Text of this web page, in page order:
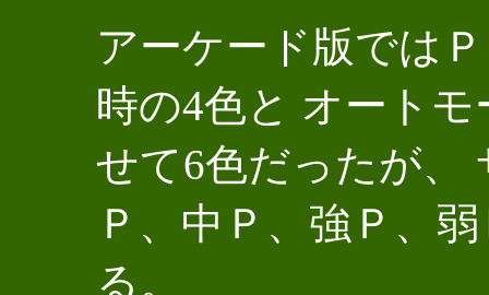
アーケード版では
時の4色と オート
せて6色だったが、
Ｐ、中Ｐ、強Ｐ、
る。